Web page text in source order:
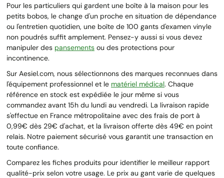
Pour les particuliers qui gardent une boîte à la maison pour les
petits bobos, le change d'un proche en situation de dépendance
ou l'entretien quotidien, une boîte de 100 gants d'examen vinyle
non poudrés suffit amplement. Pensez-y aussi si vous devez
manipuler des pansements ou des protections pour
incontinence.
Sur Aesiel.com, nous sélectionnons des marques reconnues dans
l'équipement professionnel et le matériel médical. Chaque
référence en stock est expédiée le jour même si vous
commandez avant 15h du lundi au vendredi. La livraison rapide
s'effectue en France métropolitaine avec des frais de port à
0,99€ dès 29€ d'achat, et la livraison offerte dès 49€ en point
relais. Notre paiement sécurisé vous garantit une transaction en
toute confiance.
Comparez les fiches produits pour identifier le meilleur rapport
qualité-prix selon votre usage. Le prix au gant varie de quelques